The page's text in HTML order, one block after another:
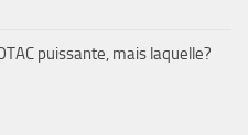
puissante, mais laquelle?